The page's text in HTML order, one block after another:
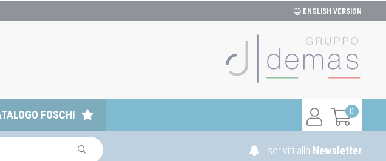
ENGLISH VERSION
0
FOSCHI
Iscriviti alla Newsletter